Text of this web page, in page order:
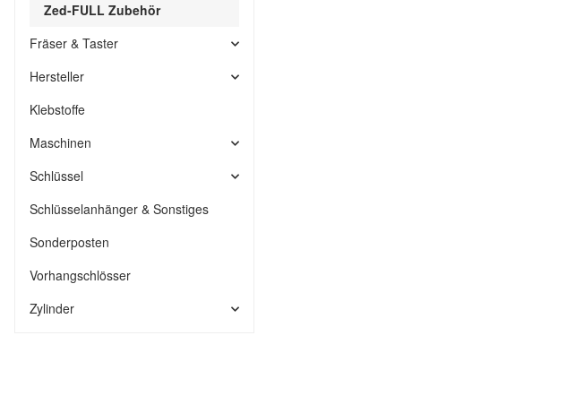
Zed-FULL Zubehör
Fräser & Taster
Hersteller
Klebstoffe
Maschinen
Schlüssel
Schlüsselanhänger & Sonstiges
Sonderposten
Vorhangschlösser
Zylinder